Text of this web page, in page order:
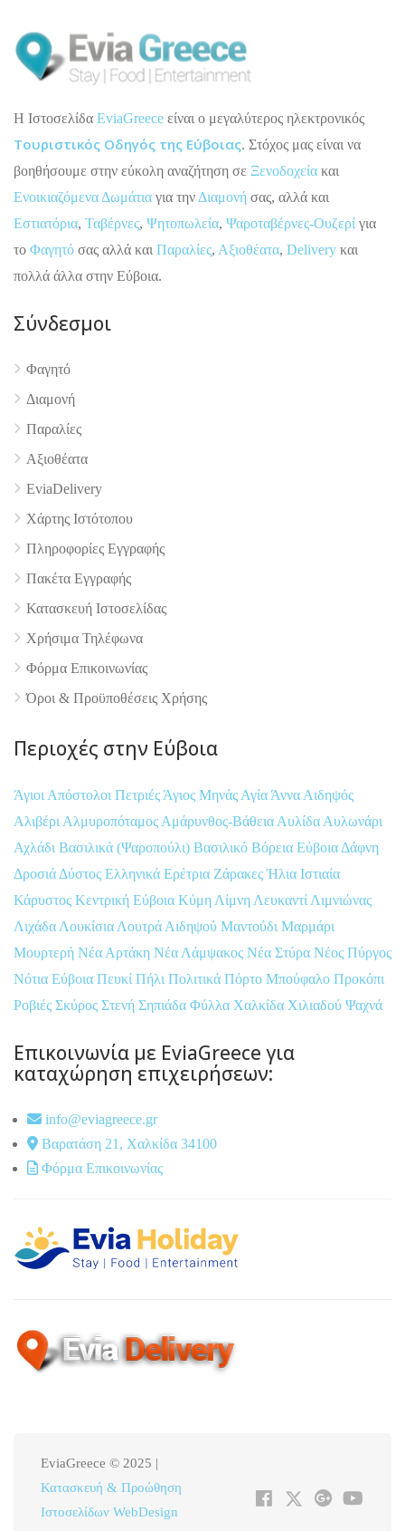
4.9
H Ιστοσελίδα EviaGreece είναι ο μεγαλύτερος ηλεκτρονικός
Τουριστικός Οδηγός της Εύβοιας. Στόχος μας είναι να
βοηθήσουμε στην εύκολη αναζήτηση σε Ξενοδοχεία και
Ενοικιαζόμενα Δωμάτια για την Διαμονή σας, αλλά και
Εστιατόρια, Ταβέρνες, Ψητοπωλεία, Ψαροταβέρνες-Ουζερί για
το Φαγητό σας αλλά και Παραλίες, Αξιοθέατα, Delivery και
πολλά άλλα στην Εύβοια.
Σύνδεσμοι
Φαγητό
Διαμονή
Παραλίες
Αξιοθέατα
EviaDelivery
Χάρτης Ιστότοπου
Πληροφορίες Εγγραφής
Πακέτα Εγγραφής
Κατασκευή Ιστοσελίδας
Χρήσιμα Τηλέφωνα
Φόρμα Επικοινωνίας
Όροι & Προϋποθέσεις Xρήσης
Περιοχές στην Εύβοια
Άγιοι Απόστολοι Πετριές Άγιος Μηνάς Αγία Άννα Αιδηψός
Αλιβέρι Αλμυροπόταμος Αμάρυνθος-Βάθεια Αυλίδα Αυλωνάρι
Αχλάδι Βασιλικά (Ψαροπούλι) Βασιλικό Βόρεια Εύβοια Δάφνη
Δροσιά Δύστος Ελληνικά Ερέτρια ΖάρακεςΉλια Ιστιαία
Κάρυστος Κεντρική Εύβοια Κύμη Λίμνη Λευκαντί Λιμνιώνας
Λιχάδα Λουκίσια Λουτρά Αιδηψού Μαντούδι Μαρμάρι
Μουρτερή Νέα Αρτάκη Νέα Λάμψακος Νέα Στύρα Νέος Πύργος
Νότια Εύβοια Πευκί Πήλι Πολιτικά Πόρτο Μπούφαλο Προκόπι
Ροβιές Σκύρος Στενή Σηπιάδα Φύλλα Χαλκίδα Χιλιαδού Ψαχνά
Επικοινωνία με EviaGreece για
καταχώρηση επιχειρήσεων:
info@eviagreece.gr
Βαρατάση 21, Χαλκίδα 34100
Φόρμα Επικοινωνίας
EviaGreece © 2025 |
Κατασκευή & Προώθηση
Ιστοσελίδων WebDesign